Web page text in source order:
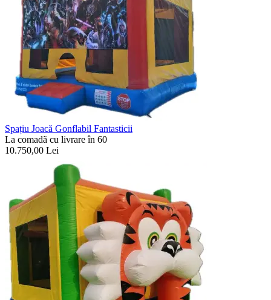
Spațiu Joacă Gonflabil Fantasticii
La comadã cu livrare în 60
10.750,00 Lei